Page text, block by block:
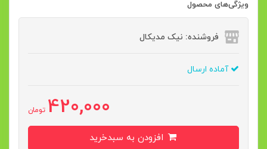
ویژگی‌های محصول
فروشنده: نیک مدیکال
آماده ارسال
420,000 تومان